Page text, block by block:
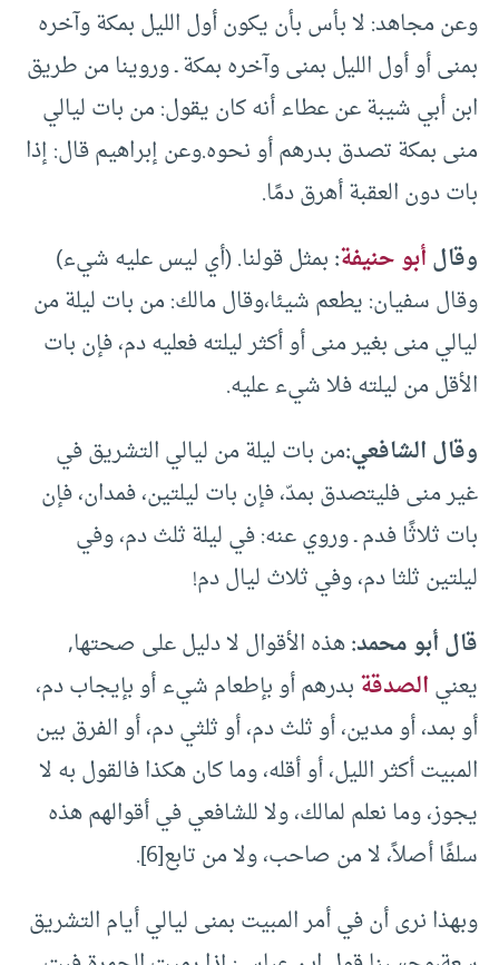
وعن مجاهد: لا بأس بأن يكون أول الليل بمكة وآخره
بمنى أو أول الليل بمنى وآخره بمكة ـ وروينا من طريق
ابن أبي شيبة عن عطاء أنه كان يقول: من بات ليالي
منى بمكة تصدق بدرهم أو نحوه.وعن إبراهيم قال: إذا
بات دون العقبة أهرق دمًا.
وقالأبو حنيفة:بمثل قولنا. (أي ليس عليه شيء)
وقال سفيان: يطعم شيئا،وقال مالك: من بات ليلة من
ليالي منى بغير منى أو أكثر ليلته فعليه دم، فإن بات
الأقل من ليلته فلا شيء عليه.
وقال الشافعي:من بات ليلة من ليالي التشريق في
غير منى فليتصدق بمدّ، فإن بات ليلتين، فمدان، فإن
بات ثلاثًا فدم ـ وروي عنه: في ليلة ثلث دم، وفي
ليلتين ثلثا دم، وفي ثلاث ليال دم!
قال أبو محمد:هذه الأقوال لا دليل على صحتها,
يعنيالصدقةبدرهم أو بإطعام شيء أو بإيجاب دم،
أو بمد، أو مدين، أو ثلث دم، أو ثلثي دم، أو الفرق بين
المبيت أكثر الليل، أو أقله، وما كان هكذا فالقول به لا
يجوز، وما نعلم لمالك، ولا للشافعي في أقوالهم هذه
سلفًا أصلاً، لا من صاحب، ولا من تابع[6].
وبهذا نرى أن في أمر المبيت بمنى ليالي أيام التشريق